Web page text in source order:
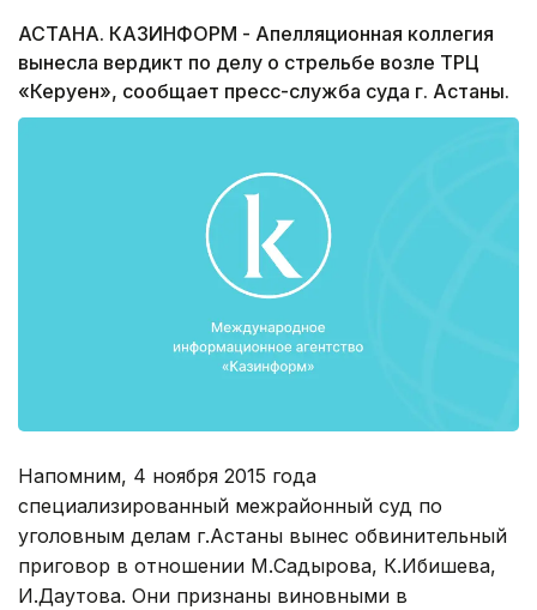
АСТАНА. КАЗИНФОРМ - Апелляционная коллегия
вынесла вердикт по делу о стрельбе возле ТРЦ
«Керуен», сообщает пресс-служба суда г. Астаны.
Напомним, 4 ноября 2015 года
специализированный межрайонный суд по
уголовным делам г.Астаны вынес обвинительный
приговор в отношении М.Садырова, К.Ибишева,
И.Даутова. Они признаны виновными в